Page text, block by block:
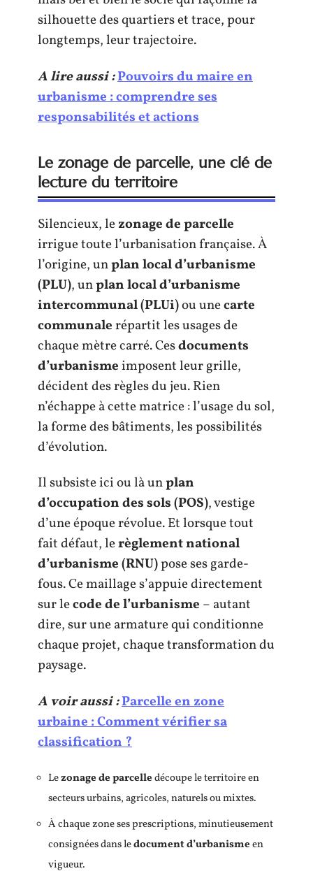
silhouette des quartiers et trace, pour
longtemps, leur trajectoire.
A lire aussi :Pouvoirs du maire en
urbanisme : comprendre ses
responsabilités et actions
Le zonage de parcelle, une clé de
lecture du territoire
Silencieux, lezonage de parcelle
irrigue toute l’urbanisation française. À
l’origine, unplan local d’urbanisme
(PLU), unplan local d’urbanisme
intercommunal (PLUi)ou unecarte
communalerépartit les usages de
chaque mètre carré. Cesdocuments
d’urbanismeimposent leur grille,
décident des règles du jeu. Rien
n’échappe à cette matrice : l’usage du sol,
la forme des bâtiments, les possibilités
d’évolution.
Il subsiste ici ou là unplan
d’occupation des sols (POS), vestige
d’une époque révolue. Et lorsque tout
fait défaut, lerèglement national
d’urbanisme (RNU)pose ses garde-
fous. Ce maillage s’appuie directement
sur lecode de l’urbanisme – autant
dire, sur une armature qui conditionne
chaque projet, chaque transformation du
paysage.
A voir aussi :Parcelle en zone
urbaine : Comment vérifier sa
classification ?
Lezonage de parcelledécoupe le territoire en
secteurs urbains, agricoles, naturels ou mixtes.
À chaque zone ses prescriptions, minutieusement
consignées dans ledocument d’urbanismeen
vigueur.